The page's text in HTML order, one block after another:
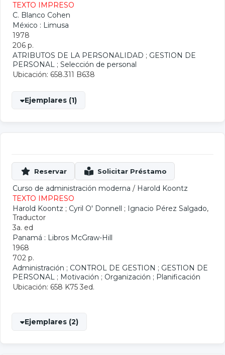
TEXTO IMPRESO
C. Blanco Cohen
México : Limusa
1978
206 p.
ATRIBUTOS DE LA PERSONALIDAD ; GESTION DE
PERSONAL ; Selección de personal
Ubicación: 658.311 B638
Ejemplares (1)
Curso de administración moderna / Harold Koontz
TEXTO IMPRESO
Harold Koontz ; Cyril O' Donnell ; Ignacio Pérez Salgado,
Traductor
3a. ed
Panamá : Libros McGraw-Hill
1968
702 p.
Administración ; CONTROL DE GESTION ; GESTION DE
PERSONAL ; Motivación ; Organización ; Planificación
Ubicación: 658 K75 3ed.
Ejemplares (2)